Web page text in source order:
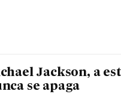
Jackson, a
se apaga